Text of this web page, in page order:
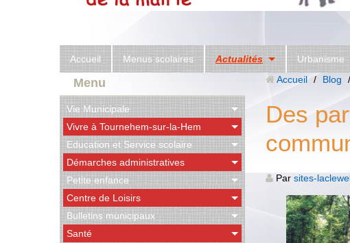
Accueil Menus scolaires Actualités Urbanisme
Menu
Vie Municipale
Vivre à Tournehem-sur-la-Hem
Education et Service scolaire
Démarches administratives
Petite enfance
Centre de Loisirs
Bulletins municipaux
Santé
Accueil / Blog /
Des
Par sites-